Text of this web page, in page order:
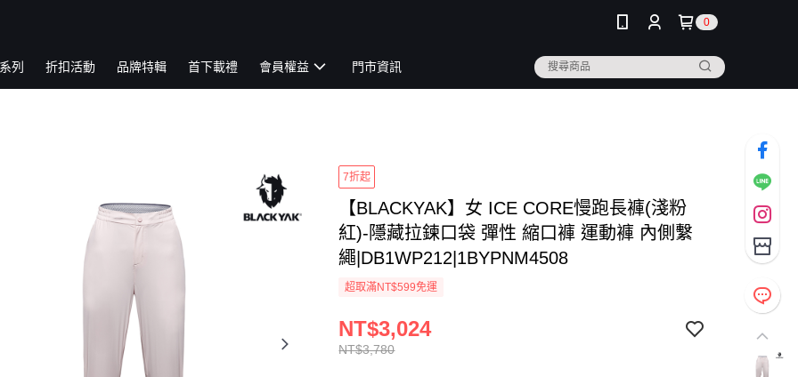
0
列 折扣活動 品牌特輯 首下載禮 會員權益 門市資訊
7折起
【BLACKYAK】女 ICE CORE慢跑長褲(淺粉
紅)-隱藏拉鍊口袋 彈性 縮口褲 運動褲 內側繫
繩|DB1WP212|1BYPNM4508
超取滿NT$599免運
NT$3,780
NT$3,024